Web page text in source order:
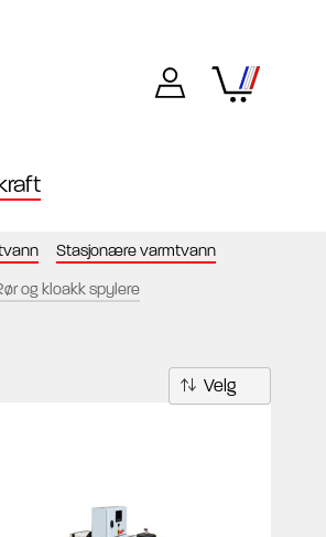
Stasjonære varmtvann
og kloakk spylere